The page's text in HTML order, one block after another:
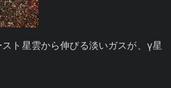
ト星雲から伸びる淡いガスが、γ星